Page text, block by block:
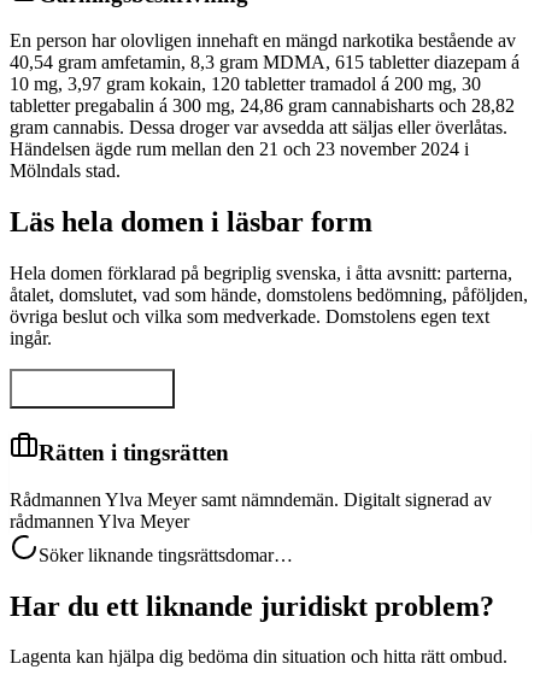
En person har olovligen innehaft en mängd narkotika bestående av
40,54 gram amfetamin, 8,3 gram MDMA, 615 tabletter diazepam á
10 mg, 3,97 gram kokain, 120 tabletter tramadol á 200 mg, 30
tabletter pregabalin á 300 mg, 24,86 gram cannabisharts och 28,82
gram cannabis. Dessa droger var avsedda att säljas eller överlåtas.
Händelsen ägde rum mellan den 21 och 23 november 2024 i
Mölndals stad.
Läs hela domen i läsbar form
Hela domen förklarad på begriplig svenska, i åtta avsnitt: parterna,
åtalet, domslutet, vad som hände, domstolens bedömning, påföljden,
övriga beslut och vilka som medverkade. Domstolens egen text
ingår.
Rätten i tingsrätten
Rådmannen Ylva Meyer samt nämndemän. Digitalt signerad av
rådmannen Ylva Meyer
Söker liknande tingsrättsdomar…
Har du ett liknande juridiskt problem?
Lagenta kan hjälpa dig bedöma din situation och hitta rätt ombud.